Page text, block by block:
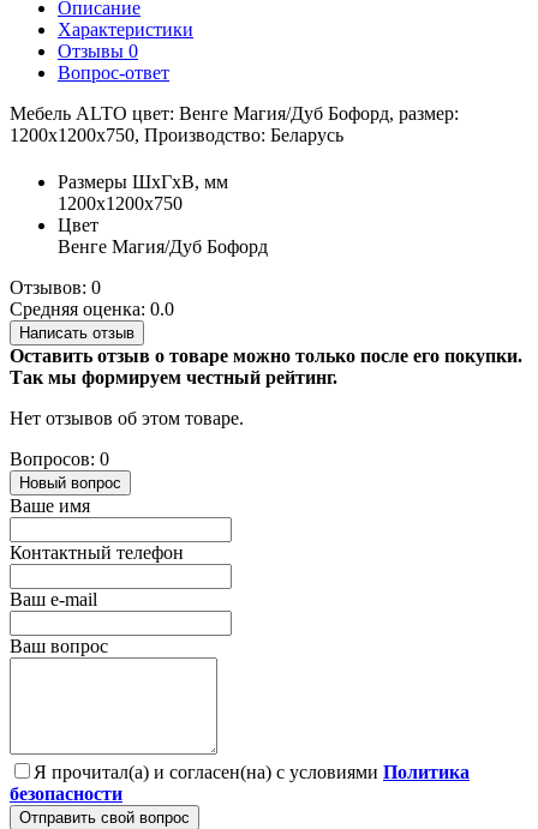
Описание
Характеристики
Отзывы 0
Вопрос-ответ
Мебель ALTO цвет: Венге Магия/Дуб Бофорд, размер:
1200х1200х750, Производство: Беларусь
Размеры ШхГхВ, мм
1200х1200х750
Цвет
Венге Магия/Дуб Бофорд
Отзывов: 0
Средняя оценка: 0.0
Написать отзыв
Оставить отзыв о товаре можно только после его покупки.
Так мы формируем честный рейтинг.
Нет отзывов об этом товаре.
Вопросов: 0
Новый вопрос
Ваше имя
Контактный телефон
Ваш e-mail
Ваш вопрос
Я прочитал(а) и согласен(на) с условиями Политика
безопасности
Отправить свой вопрос